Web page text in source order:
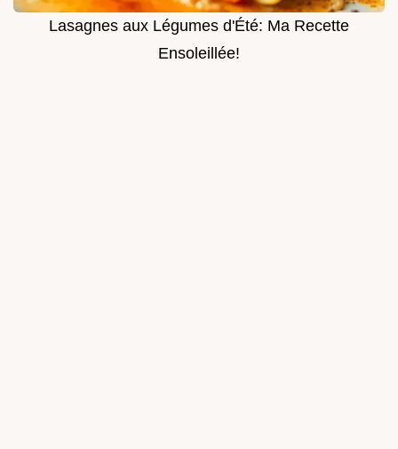
Lasagnes aux Légumes d'Été: Ma Recette
Ensoleillée!